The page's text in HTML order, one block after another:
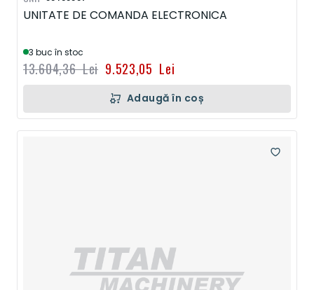
UNITATE DE COMANDA ELECTRONICA
3 buc în stoc
9.523,05 Lei
13.604,36 Lei
Adaugă în coș